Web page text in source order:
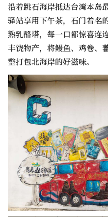
沿着跳石海岸抵达台湾本岛
驿站享用下午茶，石门着名
熟乳酪塔，每一口都惊喜连
丰饶物产，将鳗鱼、鸡卷、
整打包北海岸的好滋味。